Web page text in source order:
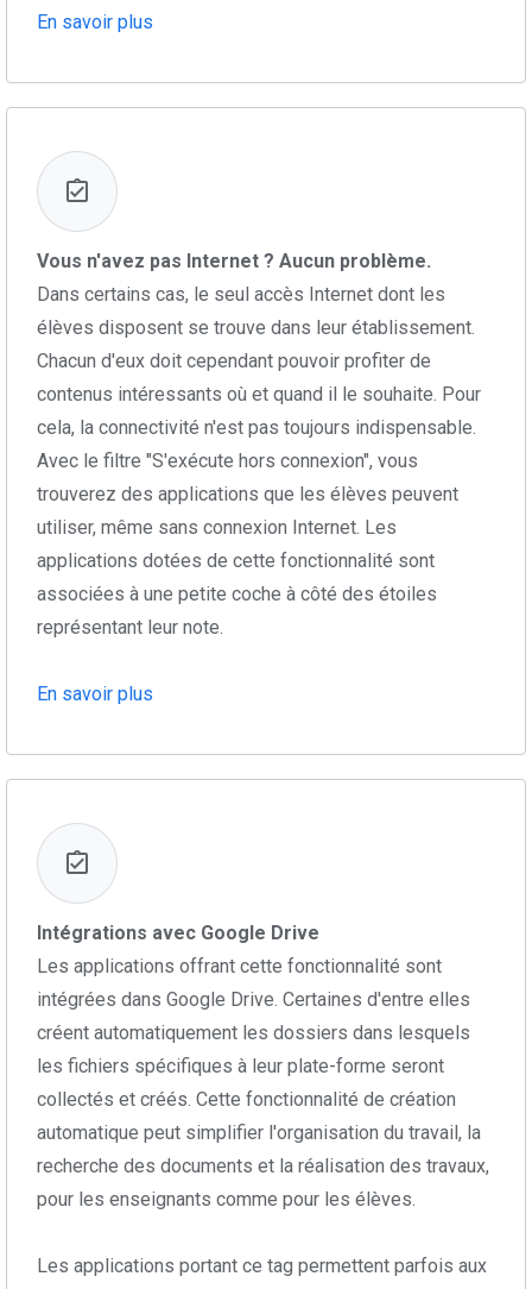
En savoir plus
Vous n'avez pas Internet ? Aucun problème.
Dans certains cas, le seul accès Internet dont les
élèves disposent se trouve dans leur établissement.
Chacun d'eux doit cependant pouvoir profiter de
contenus intéressants où et quand il le souhaite. Pour
cela, la connectivité n'est pas toujours indispensable.
Avec le filtre "S'exécute hors connexion", vous
trouverez des applications que les élèves peuvent
utiliser, même sans connexion Internet. Les
applications dotées de cette fonctionnalité sont
associées à une petite coche à côté des étoiles
représentant leur note.
En savoir plus
Intégrations avec Google Drive
Les applications offrant cette fonctionnalité sont
intégrées dans Google Drive. Certaines d'entre elles
créent automatiquement les dossiers dans lesquels
les fichiers spécifiques à leur plate-forme seront
collectés et créés. Cette fonctionnalité de création
automatique peut simplifier l'organisation du travail, la
recherche des documents et la réalisation des travaux,
pour les enseignants comme pour les élèves.
Les applications portant ce tag permettent parfois aux